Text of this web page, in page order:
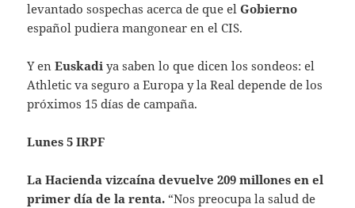
levantado sospechas acerca de que elGobierno
español pudiera mangonear en el CIS.
Y enEuskadi ya saben lo que dicen los sondeos: el
Athletic va seguro a Europa y la Real depende de los
próximos 15 días de campaña.
Lunes 5 IRPF
La Hacienda vizcaína devuelve 209 millones en el
primer día de la renta. “Nos preocupa la salud de